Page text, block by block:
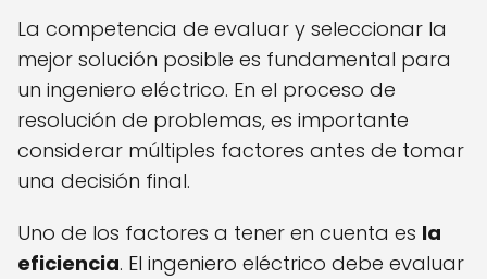
La competencia de evaluar y seleccionar la
mejor solución posible es fundamental para
un ingeniero eléctrico. En el proceso de
resolución de problemas, es importante
considerar múltiples factores antes de tomar
una decisión final.
Uno de los factores a tener en cuenta es la
eficiencia. El ingeniero eléctrico debe evaluar